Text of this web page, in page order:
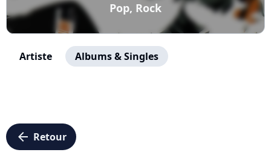
Pop, Rock
Artiste Albums & Singles
arrow_left Retour